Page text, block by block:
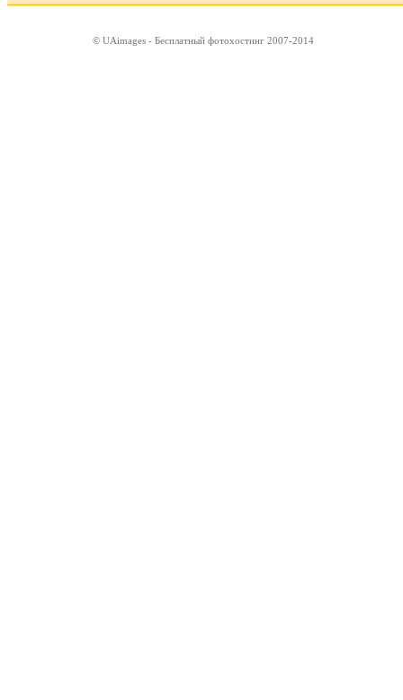
© UAimages - Бесплатный фотохостинг 2007-2014